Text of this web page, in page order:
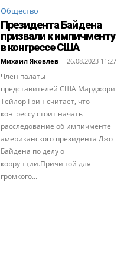
Общество
Президента Байдена
призвали к импичменту
в конгрессе США
Михаил Яковлев - 26.08.2023 11:27
Член палаты
представителей США Марджори
Тейлор Грин считает, что
конгрессу стоит начать
расследование об импичменте
американского президента Джо
Байдена по делу о
коррупции.Причиной для
громкого...